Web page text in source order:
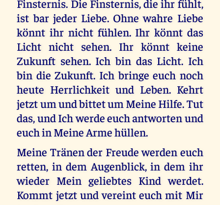
Finsternis. Die Finsternis, die ihr fühlt,
ist bar jeder Liebe. Ohne wahre Liebe
könnt ihr nicht fühlen. Ihr könnt das
Licht nicht sehen. Ihr könnt keine
Zukunft sehen. Ich bin das Licht. Ich
bin die Zukunft. Ich bringe euch noch
heute Herrlichkeit und Leben. Kehrt
jetzt um und bittet um Meine Hilfe. Tut
das, und Ich werde euch antworten und
euch in Meine Arme hüllen.
Meine Tränen der Freude werden euch
retten, in dem Augenblick, in dem ihr
wieder Mein geliebtes Kind werdet.
Kommt jetzt und vereint euch mit Mir